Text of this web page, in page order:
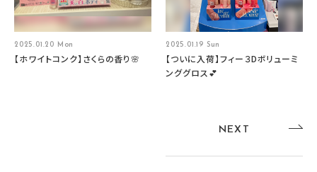
2025.01.20 Mon
【ホワイトコンク】さくらの香り🌸
2025.01.19 Sun
【ついに入荷】フィー３Dボリューミ
ンググロス💕
NEXT